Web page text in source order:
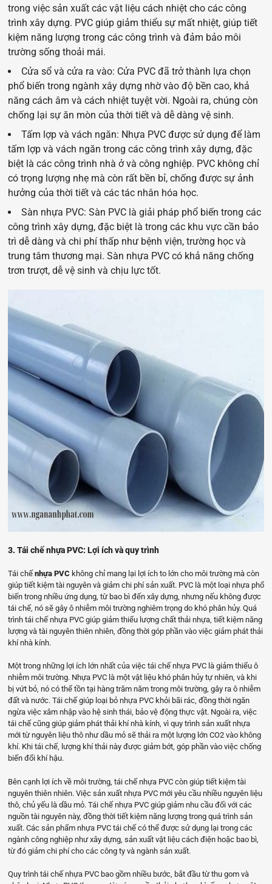
trong việc sản xuất các vật liệu cách nhiệt cho các công
trình xây dựng. PVC giúp giảm thiểu sự mất nhiệt, giúp tiết
kiệm năng lượng trong các công trình và đảm bảo môi
trường sống thoải mái.
Cửa sổ và cửa ra vào: Cửa PVC đã trở thành lựa chọn
phổ biến trong ngành xây dựng nhờ vào độ bền cao, khả
năng cách âm và cách nhiệt tuyệt vời. Ngoài ra, chúng còn
chống lại sự ăn mòn của thời tiết và dễ dàng vệ sinh.
Tấm lợp và vách ngăn: Nhựa PVC được sử dụng để làm
tấm lợp và vách ngăn trong các công trình xây dựng, đặc
biệt là các công trình nhà ở và công nghiệp. PVC không chỉ
có trọng lượng nhẹ mà còn rất bền bỉ, chống được sự ảnh
hưởng của thời tiết và các tác nhân hóa học.
Sàn nhựa PVC: Sàn PVC là giải pháp phổ biến trong các
công trình xây dựng, đặc biệt là trong các khu vực cần bảo
trì dễ dàng và chi phí thấp như bệnh viện, trường học và
trung tâm thương mại. Sàn nhựa PVC có khả năng chống
trơn trượt, dễ vệ sinh và chịu lực tốt.
3. Tái chế nhựa PVC: Lợi ích và quy trình
Tái chế nhựa PVC không chỉ mang lại lợi ích to lớn cho môi trường mà còn
giúp tiết kiệm tài nguyên và giảm chi phí sản xuất. PVC là một loại nhựa phổ
biến trong nhiều ứng dụng, từ bao bì đến xây dựng, nhưng nếu không được
tái chế, nó sẽ gây ô nhiễm môi trường nghiêm trọng do khó phân hủy. Quá
trình tái chế nhựa PVC giúp giảm thiểu lượng chất thải nhựa, tiết kiệm năng
lượng và tài nguyên thiên nhiên, đồng thời góp phần vào việc giảm phát thải
khí nhà kính.
Một trong những lợi ích lớn nhất của việc tái chế nhựa PVC là giảm thiểu ô
nhiễm môi trường. Nhựa PVC là một vật liệu khó phân hủy tự nhiên, và khi
bị vứt bỏ, nó có thể tồn tại hàng trăm năm trong môi trường, gây ra ô nhiễm
đất và nước. Tái chế giúp loại bỏ nhựa PVC khỏi bãi rác, đồng thời ngăn
ngừa việc xâm nhập vào hệ sinh thái, bảo vệ động thực vật. Ngoài ra, việc
tái chế cũng giúp giảm phát thải khí nhà kính, vì quy trình sản xuất nhựa
mới từ nguyên liệu thô như dầu mỏ sẽ thải ra một lượng lớn CO2 vào không
khí. Khi tái chế, lượng khí thải này được giảm bớt, góp phần vào việc chống
biến đổi khí hậu.
Bên cạnh lợi ích về môi trường, tái chế nhựa PVC còn giúp tiết kiệm tài
nguyên thiên nhiên. Việc sản xuất nhựa PVC mới yêu cầu nhiều nguyên liệu
thô, chủ yếu là dầu mỏ. Tái chế nhựa PVC giúp giảm nhu cầu đối với các
nguồn tài nguyên này, đồng thời tiết kiệm năng lượng trong quá trình sản
xuất. Các sản phẩm nhựa PVC tái chế có thể được sử dụng lại trong các
ngành công nghiệp như xây dựng, sản xuất vật liệu cách điện hoặc bao bì,
từ đó giảm chi phí cho các công ty và ngành sản xuất.
Quy trình tái chế nhựa PVC bao gồm nhiều bước, bắt đầu từ thu gom và